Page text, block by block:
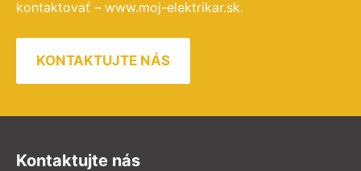
kontaktovať – www.moj-elektrikar.sk.
KONTAKTUJTE NÁS
Kontaktujte nás